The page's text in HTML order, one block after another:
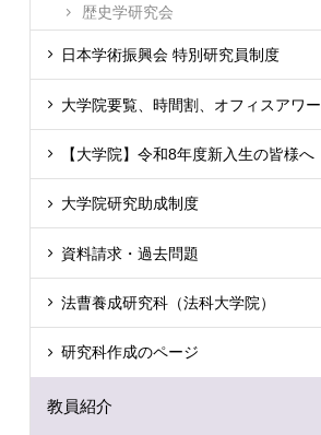
歴史学研究会
日本学術振興会 特別研究員制度
大学院要覧、時間割、オフィスアワー
【大学院】令和8年度新入生の皆様へ
大学院研究助成制度
資料請求・過去問題
法曹養成研究科（法科大学院）
研究科作成のページ
教員紹介